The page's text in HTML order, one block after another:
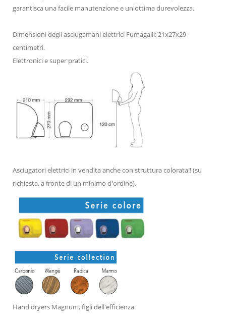
garantisca una facile manutenzione e un'ottima durevolezza.
Dimensioni degli asciugamani elettrici Fumagalli: 21x27x29
centimetri.
Elettronici e super pratici.
Asciugatori elettrici in vendita anche con struttura colorata!! (su
richiesta, a fronte di un minimo d'ordine).
Hand dryers Magnum, figli dell'efficienza.